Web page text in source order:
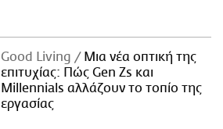
Good Living
Μια νέα οπτική της
επιτυχίας: Πώς Gen Zs και
Millennials αλλάζουν το τοπίο της
εργασίας